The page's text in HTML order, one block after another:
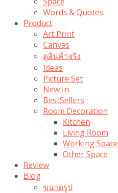
Words & Quotes
Product
Art Print
Canvas
ดูสินค้าจริง
Ideas
Picture Set
New In
BestSellers
Room Decoration
Kitchen
Living Room
Working Space
Other Space
Review
Blog
ขนาดรูป